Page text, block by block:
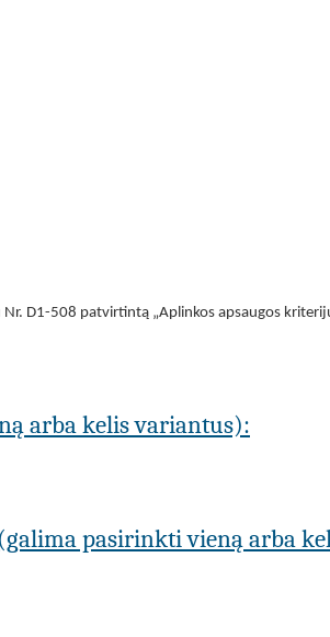
D1-508 patvirtintą „Aplinkos apsaugos
arba kelis variantus):
pasirinkti vieną arba